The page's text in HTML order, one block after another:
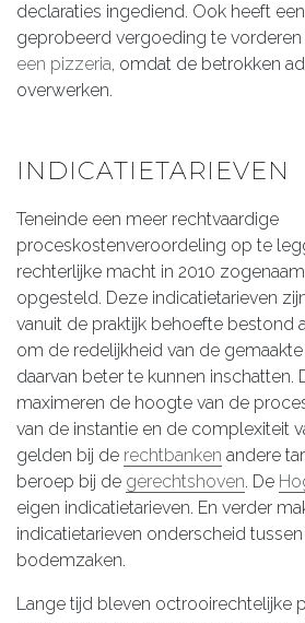
declaraties ingediend. Ook heeft
geprobeerd vergoeding te vorderen
een pizzeria, omdat de betrokken
overwerken.
INDICATIETARIEVEN
Teneinde een meer rechtvaardige
proceskostenveroordeling op te
rechterlijke macht in 2010
opgesteld. Deze indicatietarieven
vanuit de praktijk behoefte bestond
om de redelijkheid van de
daarvan beter te kunnen inschatten.
maximeren de hoogte van de
van de instantie en de complexiteit
gelden bij de rechtbanken andere
beroep bij de gerechtshoven. De
eigen indicatietarieven. En verder
indicatietarieven onderscheid
bodemzaken.
Lange tijd bleven octrooirechtelijke